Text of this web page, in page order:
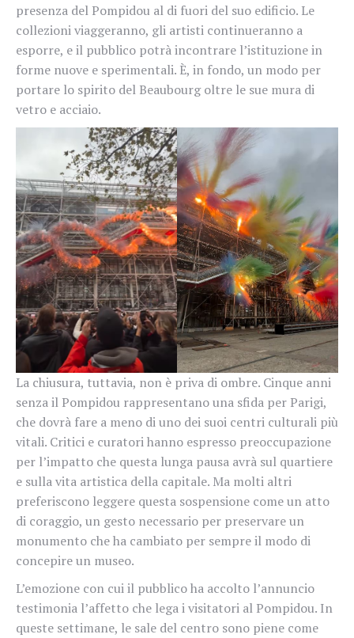
presenza del Pompidou al di fuori del suo edificio. Le
collezioni viaggeranno, gli artisti continueranno a
esporre, e il pubblico potrà incontrare l’istituzione in
forme nuove e sperimentali. È, in fondo, un modo per
portare lo spirito del Beaubourg oltre le sue mura di
vetro e acciaio.
La chiusura, tuttavia, non è priva di ombre. Cinque anni
senza il Pompidou rappresentano una sfida per Parigi,
che dovrà fare a meno di uno dei suoi centri culturali più
vitali. Critici e curatori hanno espresso preoccupazione
per l’impatto che questa lunga pausa avrà sul quartiere
e sulla vita artistica della capitale. Ma molti altri
preferiscono leggere questa sospensione come un atto
di coraggio, un gesto necessario per preservare un
monumento che ha cambiato per sempre il modo di
concepire un museo.
L’emozione con cui il pubblico ha accolto l’annuncio
testimonia l’affetto che lega i visitatori al Pompidou. In
queste settimane, le sale del centro sono piene come